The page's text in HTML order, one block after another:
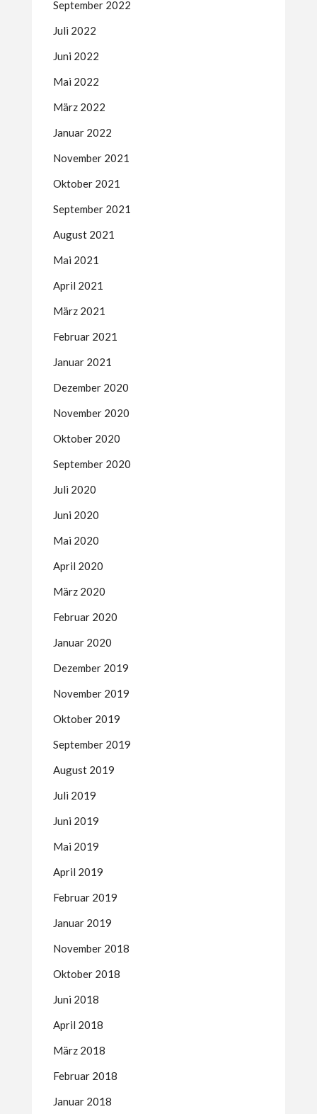
September 2022
Juli 2022
Juni 2022
Mai 2022
März 2022
Januar 2022
November 2021
Oktober 2021
September 2021
August 2021
Mai 2021
April 2021
März 2021
Februar 2021
Januar 2021
Dezember 2020
November 2020
Oktober 2020
September 2020
Juli 2020
Juni 2020
Mai 2020
April 2020
März 2020
Februar 2020
Januar 2020
Dezember 2019
November 2019
Oktober 2019
September 2019
August 2019
Juli 2019
Juni 2019
Mai 2019
April 2019
Februar 2019
Januar 2019
November 2018
Oktober 2018
Juni 2018
April 2018
März 2018
Februar 2018
Januar 2018